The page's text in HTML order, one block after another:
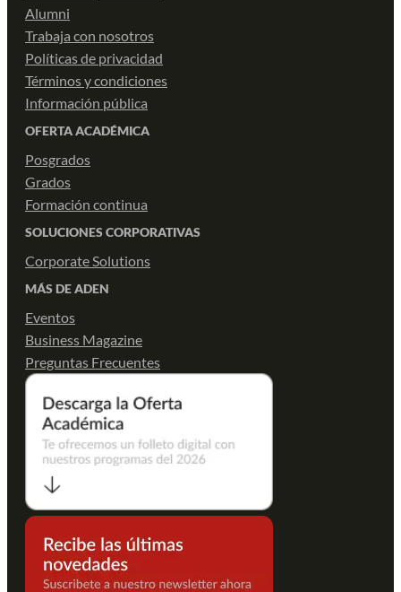
Alumni
Trabaja con nosotros
Políticas de privacidad
Términos y condiciones
Información pública
OFERTA ACADÉMICA
Posgrados
Grados
Formación continua
SOLUCIONES CORPORATIVAS
Corporate Solutions
MÁS DE ADEN
Eventos
Business Magazine
Preguntas Frecuentes